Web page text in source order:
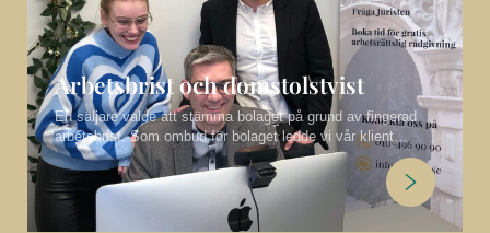
Arbetsbrist och domstolstvist
En säljare valde att stämma bolaget på grund av fingerad
arbetsbrist. Som ombud för bolaget ledde vi vår klient
genom processen både i tingsrätten och Arbetsdomstolen.
Ärendet slutade med vinst för bolaget i Arbetsdomstolen,
AD 2020 nr 2.